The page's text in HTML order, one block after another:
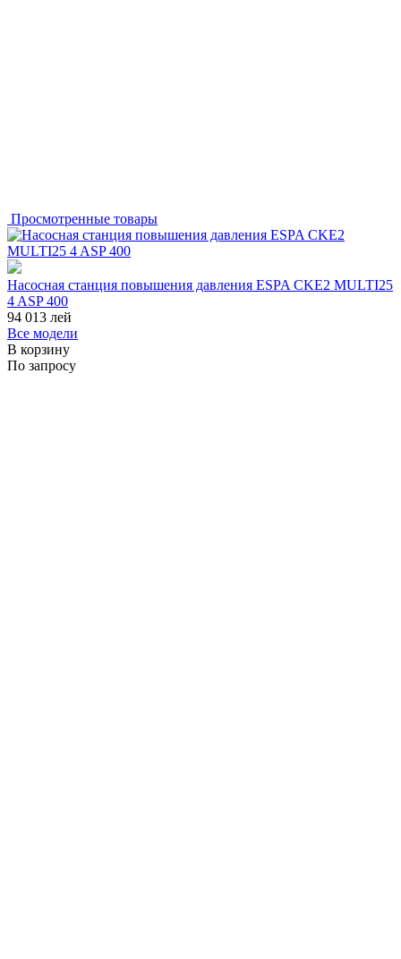
Просмотренные товары
Насосная станция повышения давления ESPA CKE2 MULTI25
4 ASP 400
94 013 лей
Все модели
В корзину
По запросу